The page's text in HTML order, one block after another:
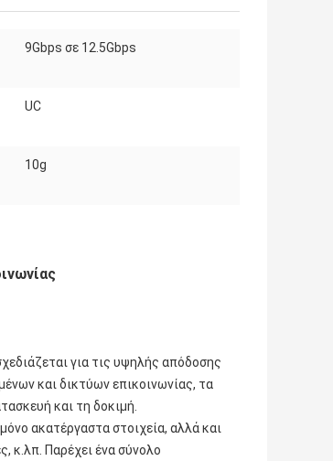
9Gbps σε 12.5Gbps
UC
10g
για τις υψηλής απόδοσης
και δικτύων επικοινωνίας, τα
και τη δοκιμή.
ακατέργαστα στοιχεία, αλλά και
κ.λπ. Παρέχει ένα σύνολο